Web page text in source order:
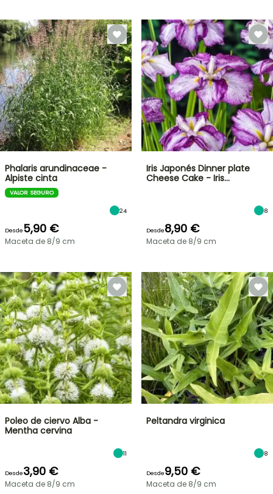
Phalaris arundinaceae -
Alpiste cinta
VALOR SEGURO
24
Desde5,90 €
Maceta de 8/9 cm
Iris Japonés Dinner plate
Cheese Cake - Iris…
8
Desde8,90 €
Maceta de 8/9 cm
Poleo de ciervo Alba -
Mentha cervina
11
Desde3,90 €
Maceta de 8/9 cm
Peltandra virginica
8
Desde9,50 €
Maceta de 8/9 cm